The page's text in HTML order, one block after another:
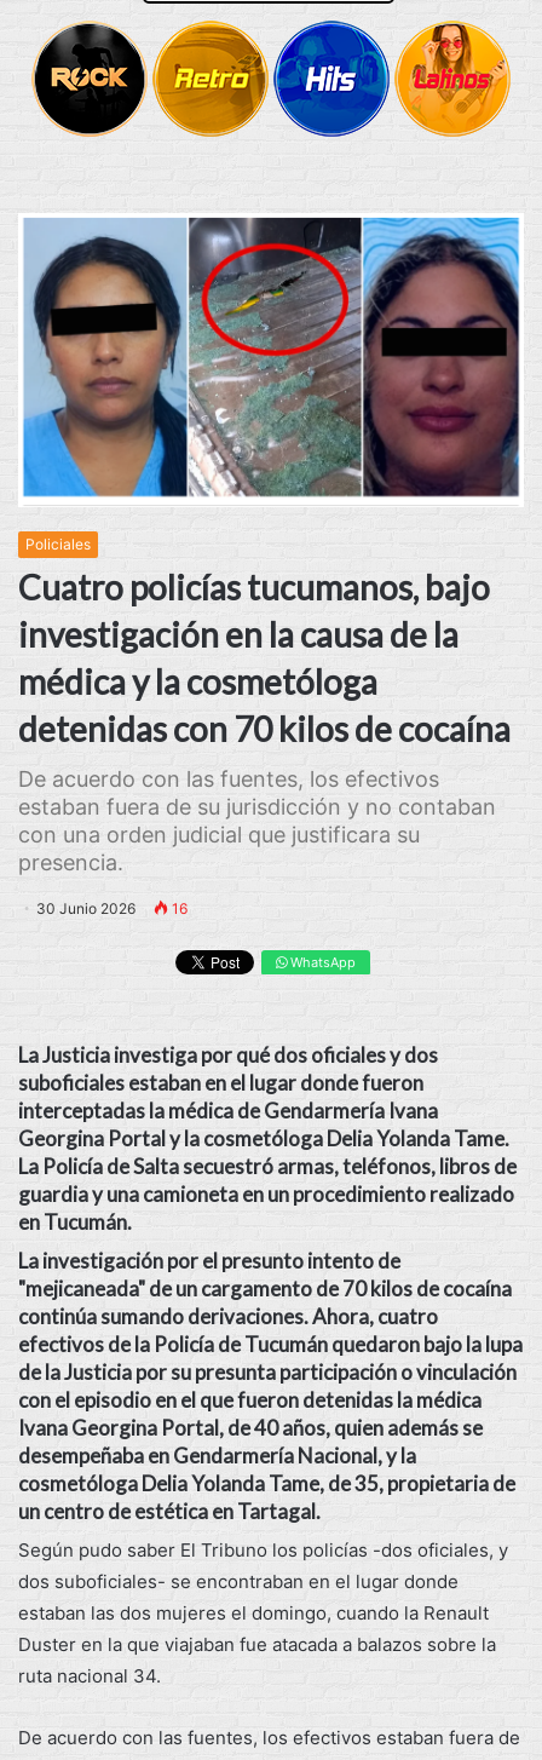
Policiales
Cuatro policías tucumanos, bajo
investigación en la causa de la
médica y la cosmetóloga
detenidas con 70 kilos de cocaína
De acuerdo con las fuentes, los efectivos
estaban fuera de su jurisdicción y no contaban
con una orden judicial que justificara su
presencia.
30 Junio 2026 16
WhatsApp
La Justicia investiga por qué dos oficiales y dos
suboficiales estaban en el lugar donde fueron
interceptadas la médica de Gendarmería Ivana
Georgina Portal y la cosmetóloga Delia Yolanda Tame.
La Policía de Salta secuestró armas, teléfonos, libros de
guardia y una camioneta en un procedimiento realizado
en Tucumán.
La investigación por el presunto intento de
"mejicaneada" de un cargamento de 70 kilos de cocaína
continúa sumando derivaciones. Ahora, cuatro
efectivos de la Policía de Tucumán quedaron bajo la lupa
de la Justicia por su presunta participación o vinculación
con el episodio en el que fueron detenidas la médica
Ivana Georgina Portal, de 40 años, quien además se
desempeñaba en Gendarmería Nacional, y la
cosmetóloga Delia Yolanda Tame, de 35, propietaria de
un centro de estética en Tartagal.
Según pudo saber El Tribuno los policías -dos oficiales, y
dos suboficiales- se encontraban en el lugar donde
estaban las dos mujeres el domingo, cuando la Renault
Duster en la que viajaban fue atacada a balazos sobre la
ruta nacional 34.
De acuerdo con las fuentes, los efectivos estaban fuera de